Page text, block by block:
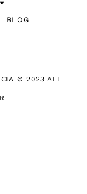
BLOG
© 2023 ALL